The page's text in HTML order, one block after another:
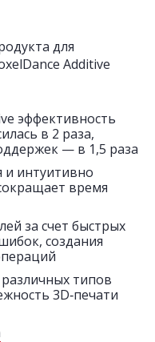
для
Additive
эффективность
в 2 раза,
— в 1,5 раза
и интуитивно
время
за счет быстрых
создания
типов
3D‑печати